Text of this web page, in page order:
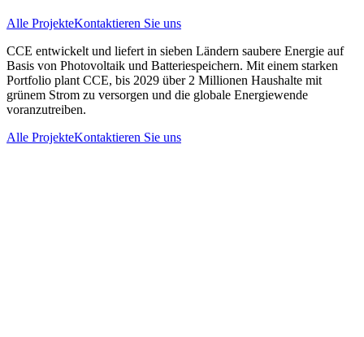
Alle ProjekteKontaktieren Sie uns
CCE entwickelt und liefert in sieben Ländern saubere Energie auf
Basis von Photovoltaik und Batteriespeichern. Mit einem starken
Portfolio plant CCE, bis 2029 über 2 Millionen Haushalte mit
grünem Strom zu versorgen und die globale Energiewende
voranzutreiben.
Alle ProjekteKontaktieren Sie uns